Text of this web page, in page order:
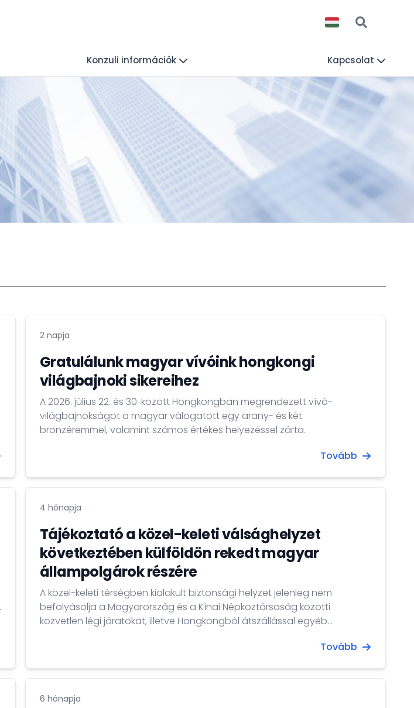
Konzuli információk Kapcsolat
2 napja
Gratulálunk magyar vívóink hongkongi
világbajnoki sikereihez
A 2026. július 22. és 30. között Hongkongban megrendezett vívó-
világbajnokságot a magyar válogatott egy arany- és két
bronzéremmel, valamint számos értékes helyezéssel zárta.
Tovább
4 hónapja
Tájékoztató a közel-keleti válsághelyzet
következtében külföldön rekedt magyar
állampolgárok részére
A közel-keleti térségben kialakult biztonsági helyzet jelenleg nem
befolyásolja a Magyarország és a Kínai Népköztársaság közötti
közvetlen légi járatokat, illetve Hongkongból átszállással egyéb
Tovább
6 hónapja